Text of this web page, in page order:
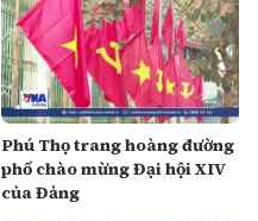
Phú Thọ trang hoàng đường
phố chào mừng Đại hội XIV
của Đảng